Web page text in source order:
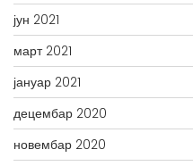
јун 2021
март 2021
јануар 2021
децембар 2020
новембар 2020